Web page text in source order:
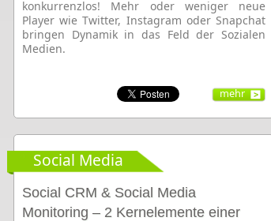
konkurrenzlos! Mehr oder weniger neue
Player wie Twitter, Instagram oder Snapchat
bringen Dynamik in das Feld der Sozialen
Medien.
mehr
Social Media
Social CRM & Social Media
Monitoring – 2 Kernelemente einer